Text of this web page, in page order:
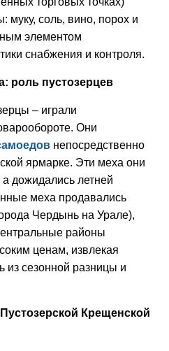
муку, соль, вино, порох и
элементом
снабжения и контроля.
роль пустозерцев
– играли
Они
непосредственно
ярмарке. Эти меха они
дожидались летней
меха продавались
Чердынь на Урале),
районы
ценам, извлекая
из сезонной разницы и
Крещенской